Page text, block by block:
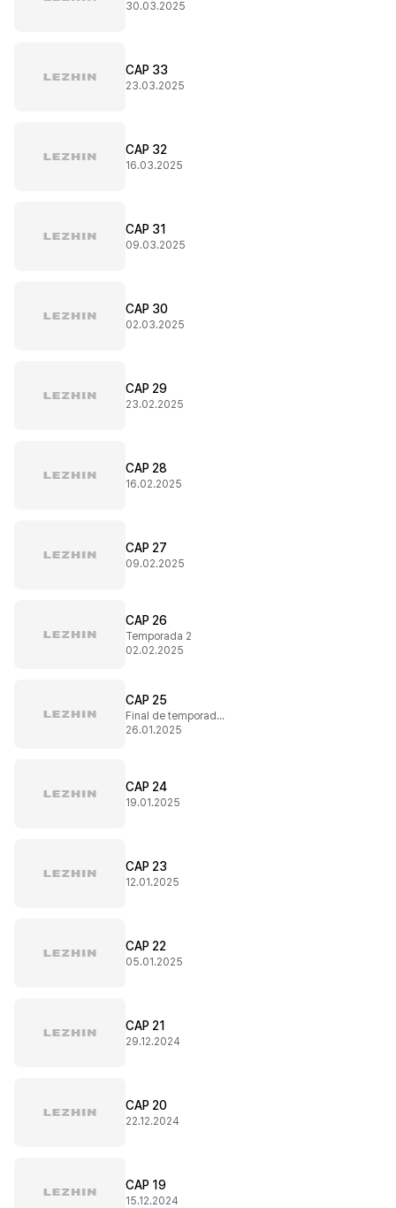
30.03.2025
CAP 33
23.03.2025
CAP 32
16.03.2025
CAP 31
09.03.2025
CAP 30
02.03.2025
CAP 29
23.02.2025
CAP 28
16.02.2025
CAP 27
09.02.2025
CAP 26
Temporada 2
02.02.2025
CAP 25
Final de temporada 1
26.01.2025
CAP 24
19.01.2025
CAP 23
12.01.2025
CAP 22
05.01.2025
CAP 21
29.12.2024
CAP 20
22.12.2024
CAP 19
15.12.2024